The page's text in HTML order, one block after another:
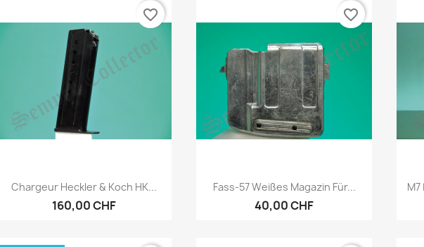
Vorschau
Chargeur Heckler & Koch HK...
160,00 CHF
favorite_border
Vorschau
Fass-57 Weißes Magazin Für...
40,00 CHF
favorite_border